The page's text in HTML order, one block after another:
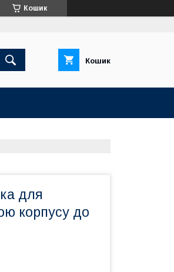
Кошик
Кошик
для
корпусу до